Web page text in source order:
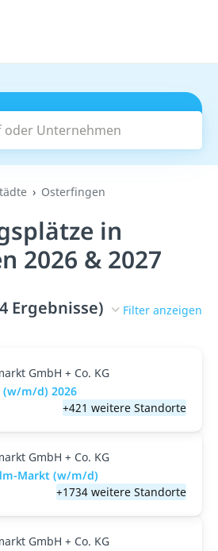
Unternehmen
Suchen
Osterfingen
in
2026 & 2027
Ergebnisse) Filter anzeigen
GmbH + Co. KG
m/d) 2026
+421 weitere Standorte
GmbH + Co. KG
Markt (w/m/d)
+1734 weitere Standorte
GmbH + Co. KG